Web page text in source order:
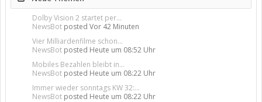
Dolby Vision 2 startet per...
NewsBot posted Vor 42 Minuten
Vier Milliardenfilme schon...
NewsBot posted Heute um 08:52 Uhr
Mobiles Bezahlen bleibt in...
NewsBot posted Heute um 08:22 Uhr
Immer wieder sonntags KW 32:...
NewsBot posted Heute um 08:22 Uhr